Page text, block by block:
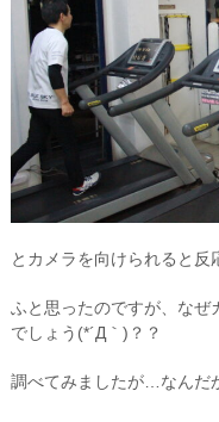
とカメラを向けられると反
ふと思ったのですが、なぜ
でしょう(*´Д｀)？？
調べてみましたが…なんだ